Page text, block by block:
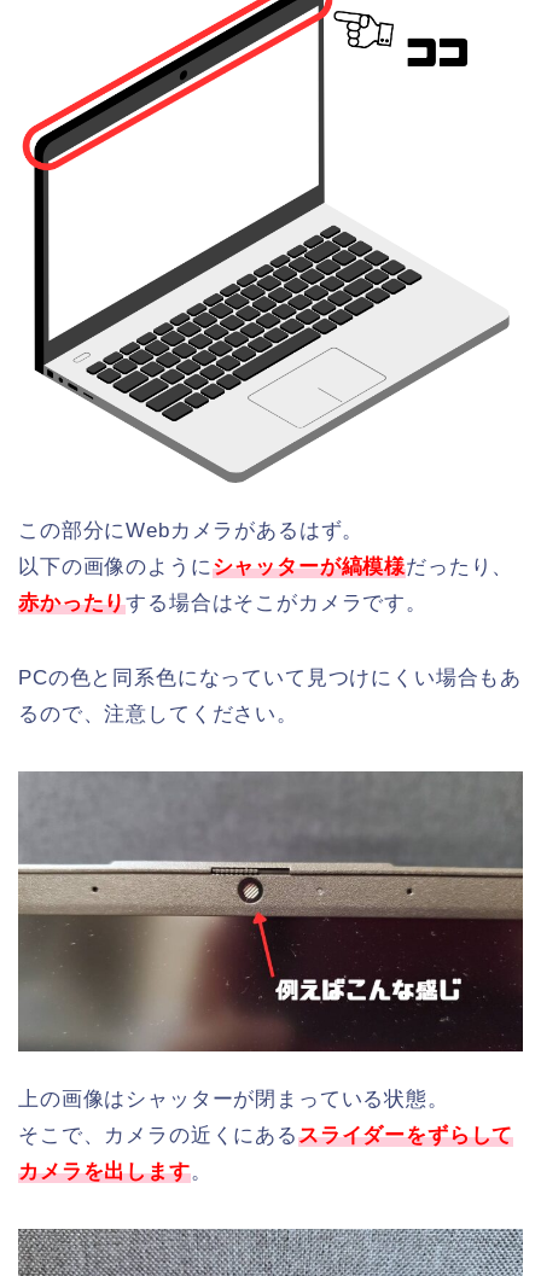
この部分にWebカメラがあるはず。
以下の画像のようにシャッターが縞模様だったり、
赤かったりする場合はそこがカメラです。
PCの色と同系色になっていて見つけにくい場合もあ
るので、注意してください。
上の画像はシャッターが閉まっている状態。
そこで、カメラの近くにあるスライダーをずらして
カメラを出します。